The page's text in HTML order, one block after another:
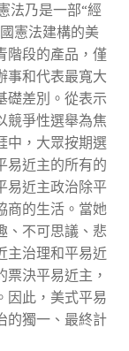
法乃是一部“經
憲法建構的美
階段的產品，僅
事和代表最寬大
礎差別。從表示
競爭性選舉為焦
中，大眾按期選
易近主的所有的
易近主政治除平
商的生活。當她
、不可思議、悲
主治理和平易近
決平易近主，
因此，美式平易
的獨一、最終計